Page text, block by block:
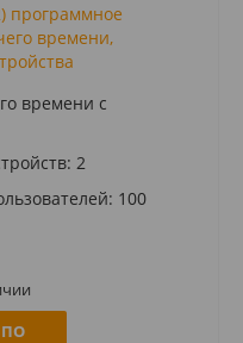
программное
времени,
времени с
2
100
ПО